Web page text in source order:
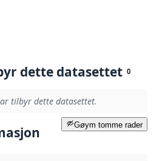
dette datasettet 0
tilbyr dette datasettet.
Gøym tomme rader